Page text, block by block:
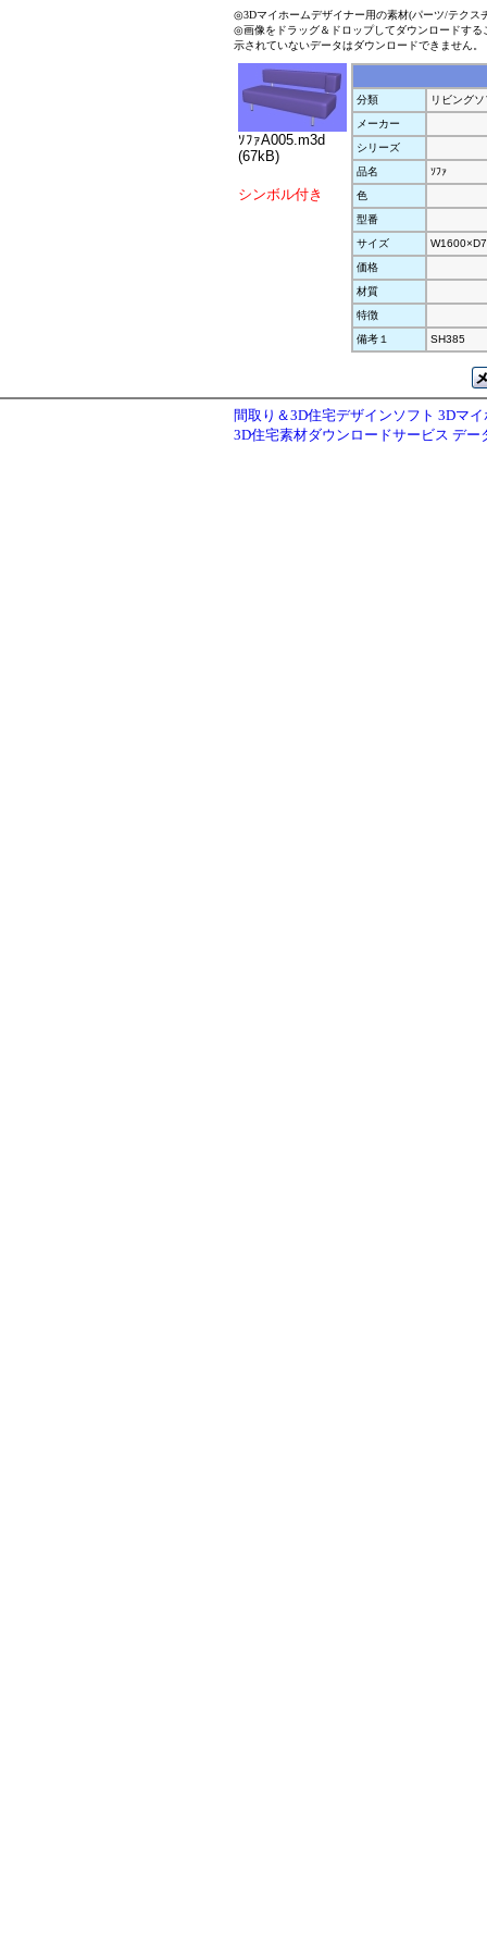
◎3Dマイホームデザイナー用の素材(パーツ/テクス
◎画像をドラッグ＆ドロップしてダウンロードす
示されていないデータはダウンロードできません。
ｿﾌｧA005.m3d
(67kB)
シンボル付き
分類
リビング
メーカー
シリーズ
品名
ｿﾌｧ
色
型番
サイズ
価格
材質
特徴
備考１
SH385
間取り＆3D住宅デザインソフト 3Dマ
3D住宅素材ダウンロードサービス デー